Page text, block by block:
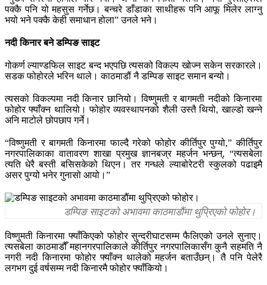
पक्कै पनि यो महसुस गर्नेछ। बन्चरे डाँडाका साथीहरू पनि आफू मिलेर लाग्नु
भयो भने पक्कै केही समाधान होला” उनले भने।
नदी किनार बने डम्पिङ साइट
गोकर्ण ल्याण्डफिल साइट बन्द भएपछि त्यसको विकल्प खोज्न सकेन सरकारले।
सडक फोहोरले भरिन थाले। काठमाडौं नै डम्पिङ साइट समान बन्यो।
त्यसको विकल्पमा नदी किनार छानियो। विष्णुमती र बागमती नदीको किनारमा
फोहोर फ्याँक्न थालियो। फोहोर व्यवस्थापनको शैली उस्तै थियो, खाल्डो खन्ने
अनि माटोले छोपछाप गर्ने।
“विष्णुमती र बागमती किनारमा फाल्दै गरेको फोहोर कीर्तिपुर पुग्यो,” कीर्तिपुर
नगरपालिकाका वातावरण शाखा प्रमुख ज्ञानबज्र महर्जन भन्छन्, “त्यसबेला
त्यति धेरै बस्ती बसिसकेको थिएन। तर गन्धले ल्याबोरेटरी स्कुलको पढाइमै
असर पुग्यो भनेर गुनासो आयो।”
डम्पिङ साइटको अभावमा काठमाडौंमा थुप्रिएको फोहोर।
विष्णुमती किनारमा फ्याँकिएको फोहोर सुन्दरीघाटसम्म फैलिएको उनले सुनाए।
त्यसबेला काठमाडौँ महानगरपालिकाले कीर्तिपुर नगरपालिकासँग कुनै सहमति नै
नगरी नदी किनारमा फोहोर फ्याँक्न थालेको महर्जन बताउँछन्। तै पनि पेलेरै
लगभग दुई वर्षसम्म नदी किनारमै फोहोर फ्याँकियो।